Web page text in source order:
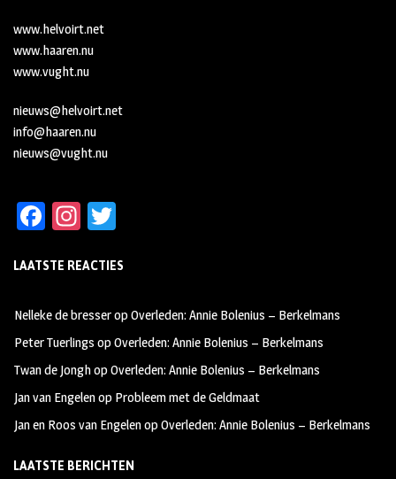
www.helvoirt.net
www.haaren.nu
www.vught.nu
nieuws@helvoirt.net
info@haaren.nu
nieuws@vught.nu
Fa
b
oo
k
In
ag
m
tt
LAATSTE REACTIES
Nelleke de bresseropOverleden: Annie Bolenius – Berkelmans
Peter Tuerlings opOverleden: Annie Bolenius – Berkelmans
Twan de JonghopOverleden: Annie Bolenius – Berkelmans
Jan van Engelenop Probleem met de Geldmaat
Jan en Roos van EngelenopOverleden: Annie Bolenius – Berkelmans
LAATSTE BERICHTEN